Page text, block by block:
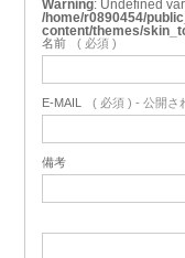
Warning : Undefined
/home/r0890454/
content/themes/
名前 ( 必須 )
E-MAIL ( 必須 ) - 公開さ
備考